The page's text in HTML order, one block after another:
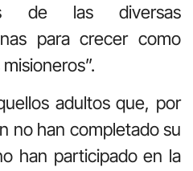
de las diversas
para crecer como
adultos que, por
no han completado su
han participado en la